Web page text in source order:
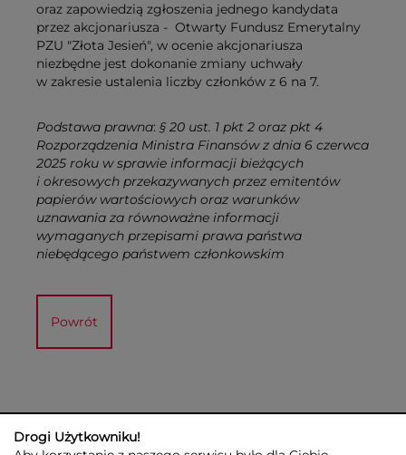
oraz zapowiedzią zgłoszenia jednego kandydata
przez akcjonariusza - Otwarty Fundusz Emerytalny
PZU "Złota Jesień", w ocenie akcjonariusza
niezbędne jest dokonanie zmiany uchwały
w zakresie ustalenia liczby członków z 6 na 7.
Podstawa prawna: § 20 ust. 1 pkt 2 oraz pkt 4
Rozporządzenia Ministra Finansów z dnia 6 czerwca
2025 roku w sprawie informacji bieżących
i okresowych przekazywanych przez emitentów
papierów wartościowych oraz warunków
uznawania za równoważne informacji
wymaganych przepisami prawa państwa
niebędącego państwem członkowskim
Powrót
Drogi Użytkowniku!